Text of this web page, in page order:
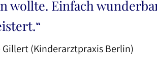
wollte. Einfach
Gillert (Kinderarztpraxis Berlin)